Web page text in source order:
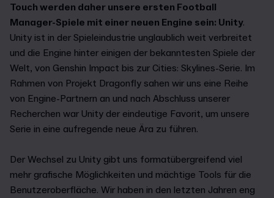
Touch werden daher unsere ersten Football
Manager-Spiele mit einer neuen Engine sein: Unity.
Unity ist in der Spieleindustrie unglaublich weit verbreitet
und die Engine hinter einigen der bekanntesten Spiele der
Welt, von Genshin Impact bis zur Cities: Skylines-Serie. Im
Rahmen von Projekt Dragonfly sahen wir uns eine Reihe
von Engine-Partnern an und nach Abschluss unserer
Recherchen war Unity der eindeutige Favorit, um unsere
Serie in eine aufregende neue Ära zu führen.
Der Wechsel zu Unity gibt uns formatübergreifend viel
mehr grafische Möglichkeiten und mächtige Tools für die
Benutzeroberfläche. Wir haben in den letzten Jahren eng